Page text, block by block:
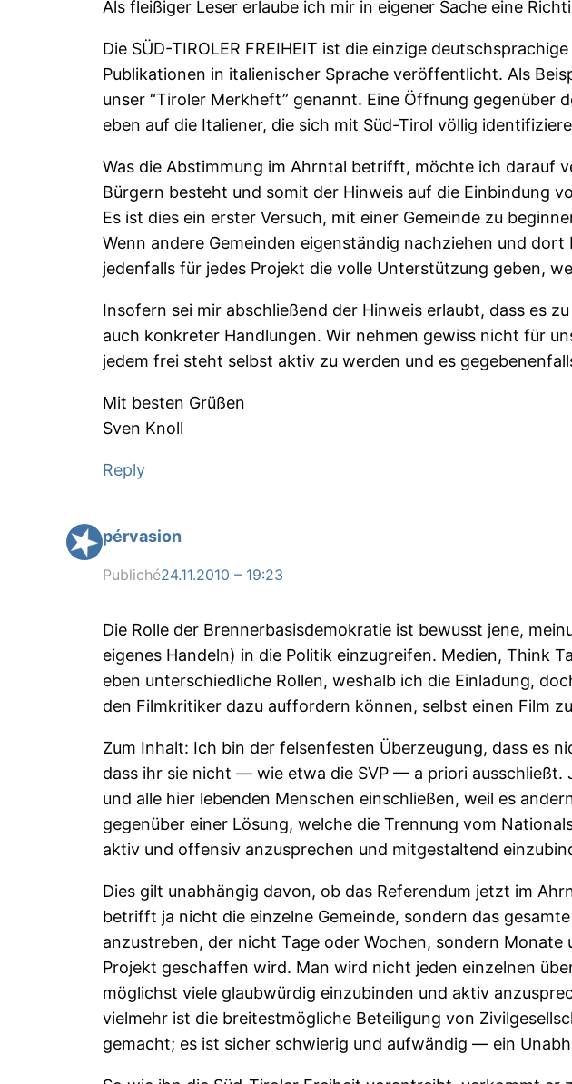
Als fleißiger Leser erlaube ich mir in eigener Sache eine
Die SÜD-TIROLER FREIHEIT ist die einzige
Publikationen in italienischer Sprache veröffentlicht. Als
unser “Tiroler Merkheft” genannt. Eine Öffnung gegenüber
eben auf die Italiener, die sich mit Süd-Tirol völlig
Was die Abstimmung im Ahrntal betrifft, möchte ich darauf
Bürgern besteht und somit der Hinweis auf die Einbindung
Es ist dies ein erster Versuch, mit einer Gemeinde zu
Wenn andere Gemeinden eigenständig nachziehen und
jedenfalls für jedes Projekt die volle Unterstützung geben,
Insofern sei mir abschließend der Hinweis erlaubt, dass es
auch konkreter Handlungen. Wir nehmen gewiss nicht für
jedem frei steht selbst aktiv zu werden und es
Mit besten Grüßen
Sven Knoll
Reply
pérvasion
Publiché24.11.2010 – 19:23
Die Rolle der Brennerbasisdemokratie ist bewusst jene,
eigenes Handeln) in die Politik einzugreifen. Medien, Think
eben unterschiedliche Rollen, weshalb ich die Einladung,
den Filmkritiker dazu auffordern können, selbst einen Film
Zum Inhalt: Ich bin der felsenfesten Überzeugung, dass es
dass ihr sie nicht — wie etwa die SVP — a priori
und alle hier lebenden Menschen einschließen, weil es
gegenüber einer Lösung, welche die Trennung vom
aktiv und offensiv anzusprechen und mitgestaltend
Dies gilt unabhängig davon, ob das Referendum jetzt im
betrifft ja nicht die einzelne Gemeinde, sondern das
anzustreben, der nicht Tage oder Wochen, sondern
Projekt geschaffen wird. Man wird nicht jeden einzelnen
möglichst viele glaubwürdig einzubinden und aktiv
vielmehr ist die breitestmögliche Beteiligung von
gemacht; es ist sicher schwierig und aufwändig — ein